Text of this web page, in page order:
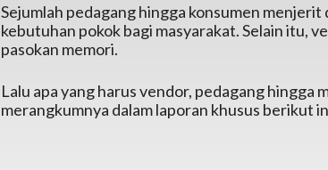
Sejumlah pedagang hingga konsumen
kebutuhan pokok bagi masyarakat. Selain itu,
pasokan memori.
Lalu apa yang harus vendor, pedagang hingga
merangkumnya dalam laporan khusus berikut